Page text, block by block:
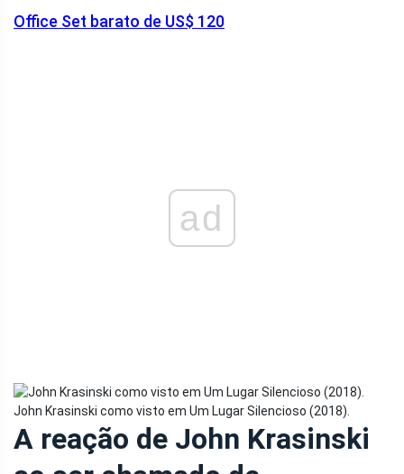
Office Set barato de US$ 120
ad
John Krasinski como visto em Um Lugar Silencioso (2018).
A reação de John Krasinski